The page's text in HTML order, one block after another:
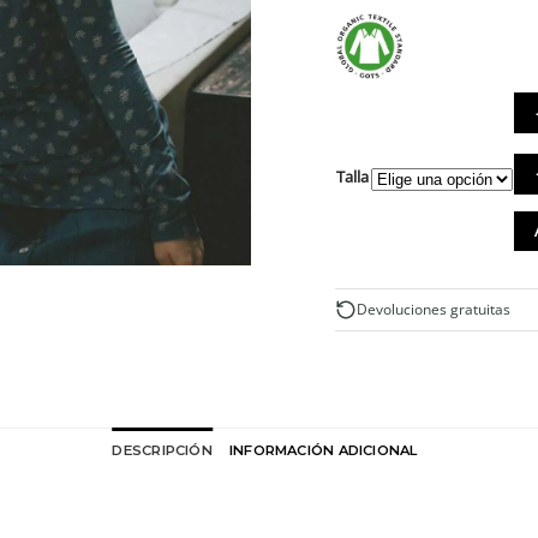
Talla
Devoluciones gratuitas
DESCRIPCIÓN INFORMACIÓN ADICIONAL